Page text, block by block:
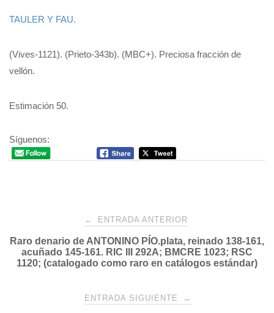
TAULER Y FAU.
(Vives-1121). (Prieto-343b). (MBC+). Preciosa fracción de
vellón.
Estimación 50.
Síguenos:
Navegación
de
← ENTRADA ANTERIOR
Raro denario de ANTONINO PÍO.plata, reinado 138-161,
acuñado 145-161. RIC III 292A; BMCRE 1023; RSC
1120; (catalogado como raro en catálogos estándar)
ENTRADA SIGUIENTE →